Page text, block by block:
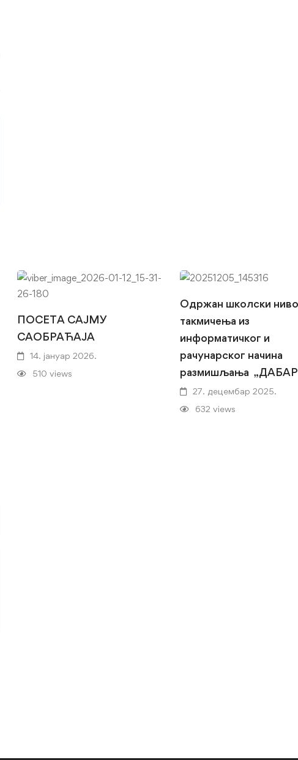
ПОСЕТА САЈМУ
САОБРАЋАЈА
14. јануар 2026.
510 views
Одржан школски ниво
такмичења из
информатичког и
рачунарског начина
размишљања
27. децембар 2025.
632 views